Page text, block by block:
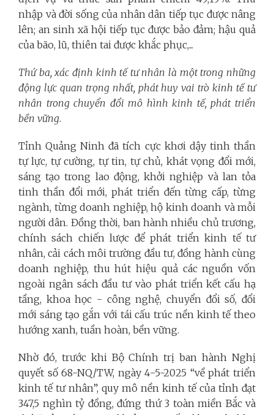
nhập và đời sống của nhân dân tiếp tục được nâng
lên; an sinh xã hội tiếp tục được bảo đảm; hậu quả
của bão, lũ, thiên tai được khắc phục,...
Thứ ba, xác định kinh tế tư nhân là một trong những
động lực quan trọng nhất, phát huy vai trò kinh tế tư
nhân trong chuyển đổi mô hình kinh tế, phát triển
bền vững.
Tỉnh Quảng Ninh đã tích cực khơi dậy tinh thần
tự lực, tự cường, tự tin, tự chủ, khát vọng đổi mới,
sáng tạo trong lao động, khởi nghiệp và lan tỏa
tinh thần đổi mới, phát triển đến từng cấp, từng
ngành, từng doanh nghiệp, hộ kinh doanh và mỗi
người dân. Đồng thời, ban hành nhiều chủ trương,
chính sách chiến lược để phát triển kinh tế tư
nhân, cải cách môi trường đầu tư, đồng hành cùng
doanh nghiệp, thu hút hiệu quả các nguồn vốn
ngoài ngân sách đầu tư vào phát triển kết cấu hạ
tầng, khoa học - công nghệ, chuyển đổi số, đổi
mới sáng tạo gắn với tái cấu trúc nền kinh tế theo
hướng xanh, tuần hoàn, bền vững.
Nhờ đó, trước khi Bộ Chính trị ban hành Nghị
quyết số 68-NQ/TW, ngày 4-5-2025 “về phát triển
kinh tế tư nhân”, quy mô nền kinh tế của tỉnh đạt
347,5 nghìn tỷ đồng, đứng thứ 3 toàn miền Bắc và